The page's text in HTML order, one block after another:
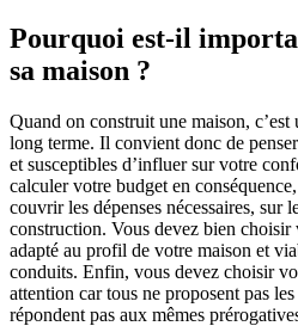
Pourquoi est-il
sa maison ?
Quand on construit une maison,
long terme. Il convient donc de
et susceptibles d’influer sur votre
calculer votre budget en
couvrir les dépenses nécessaires, sur
construction. Vous devez bien
adapté au profil de votre maison et
conduits. Enfin, vous devez choisir
attention car tous ne proposent pas
répondent pas aux mêmes